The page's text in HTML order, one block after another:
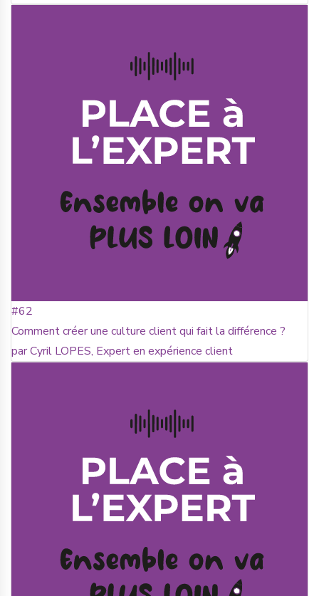
#62
Comment créer une culture client qui fait la différence ?
par Cyril LOPES, Expert en expérience client